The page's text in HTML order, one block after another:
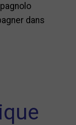
dans